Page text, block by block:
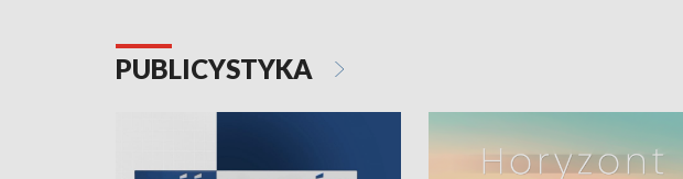
PUBLICYSTYKA